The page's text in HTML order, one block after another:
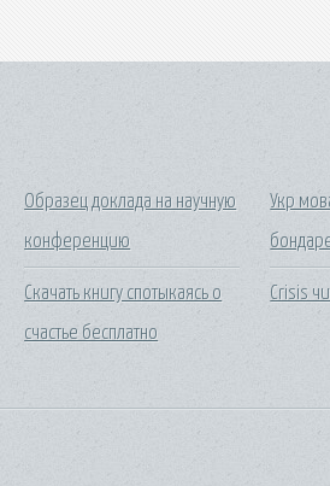
Образец доклада на научную
конференцию
Скачать книгу спотыкаясь о
счастье бесплатно
Укр
Crisis